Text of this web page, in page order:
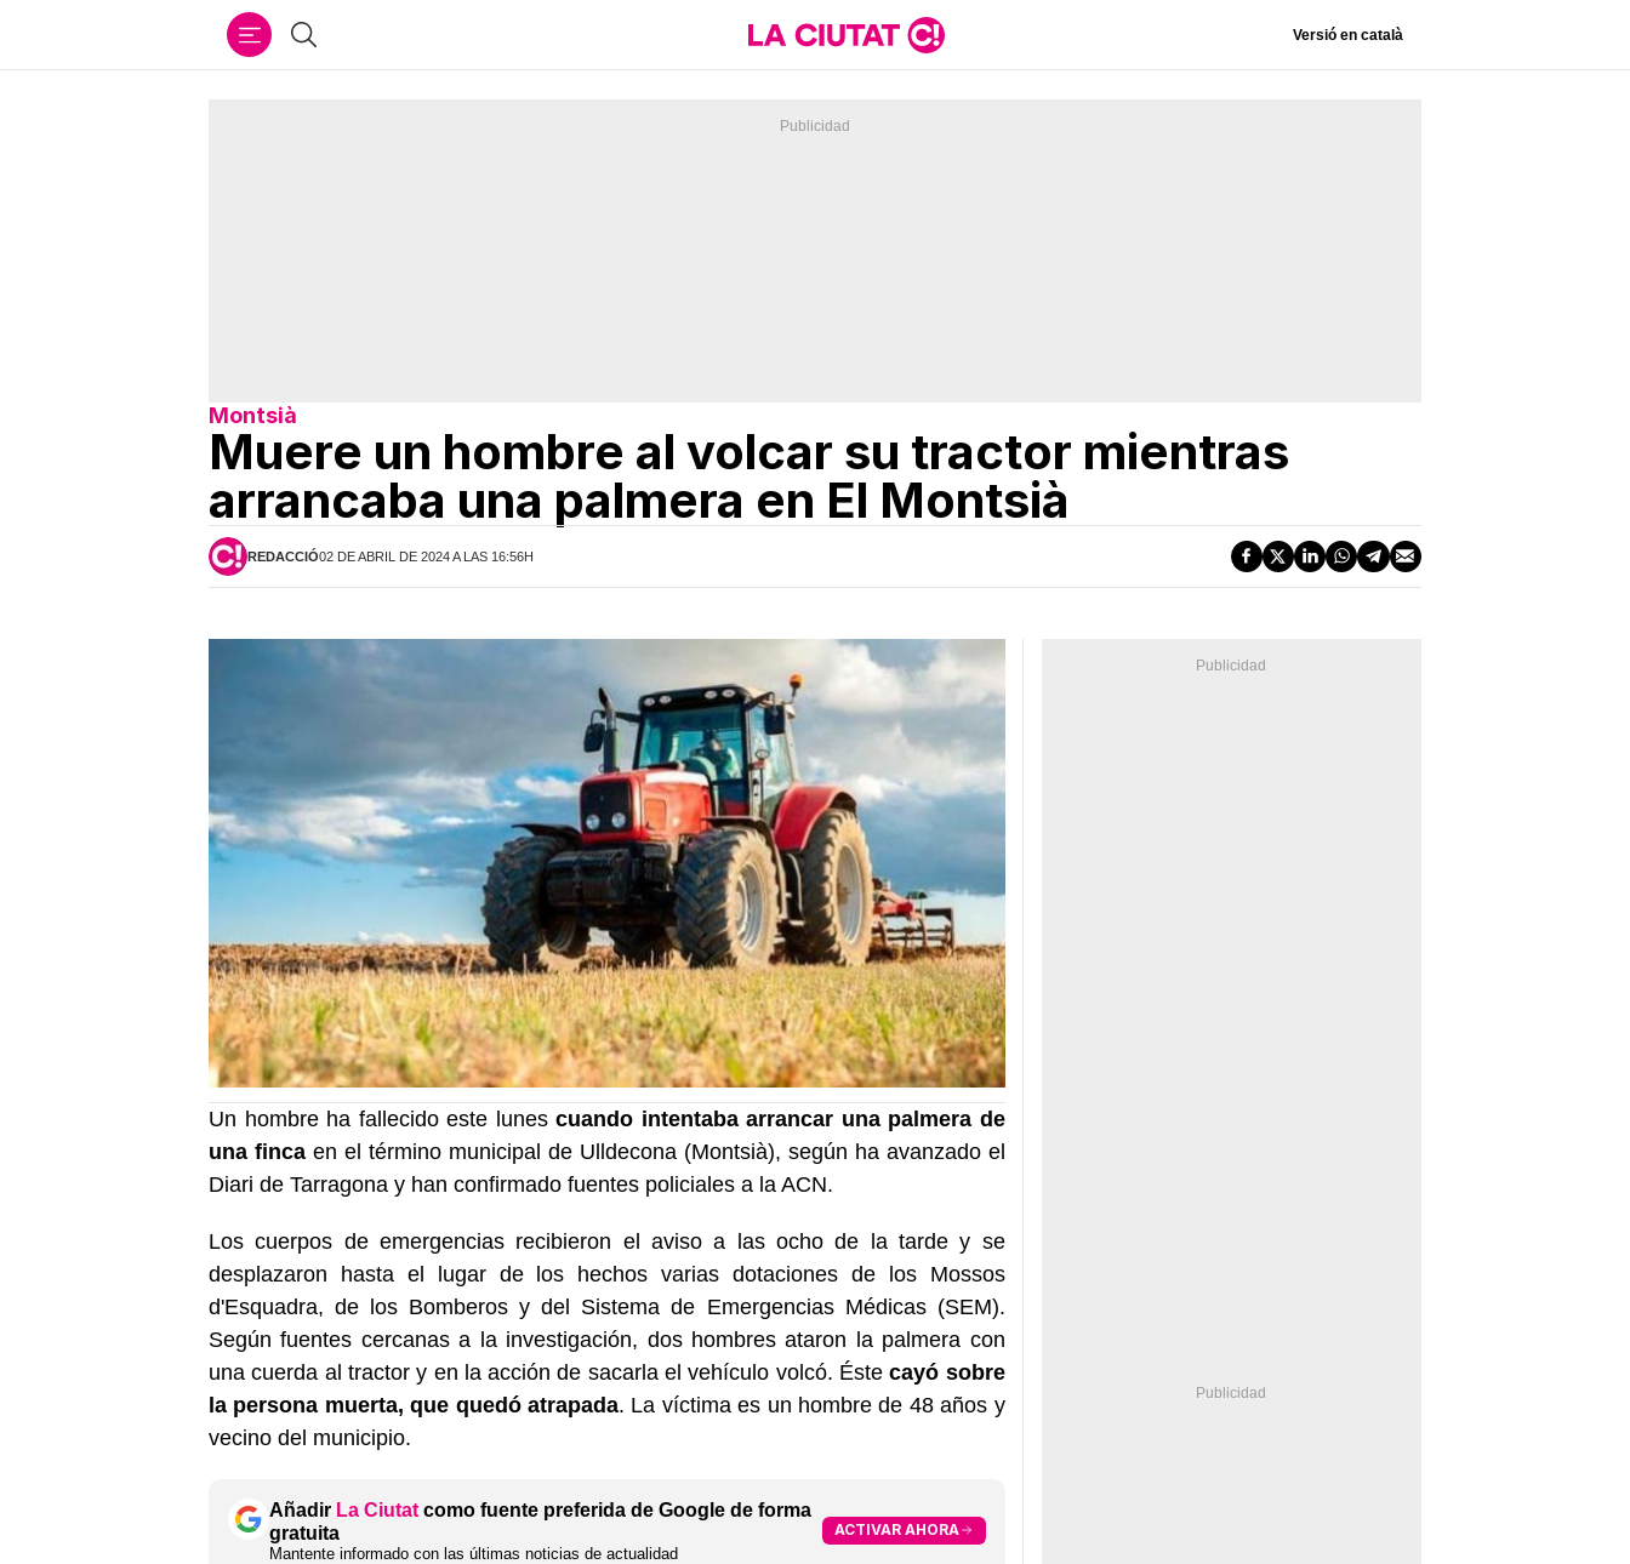
Buscar Versió en català
Montsià
Muere un hombre al volcar su tractor mientras
arrancaba una palmera en El Montsià
REDACCIÓ02 DE ABRIL DE 2024 A LAS 16:56H
Un hombre ha fallecido este lunescuando intentaba arrancar una palmera de
una fincaen el término municipal de Ulldecona (Montsià), según ha avanzado el
Diari de Tarragona y han confirmado fuentes policiales a la ACN.
Los cuerpos de emergencias recibieron el aviso a las ocho de la tarde y se
desplazaron hasta el lugar de los hechos varias dotaciones de los Mossos
d'Esquadra, de los Bomberos y del Sistema de Emergencias Médicas (SEM).
Según fuentes cercanas a la investigación, dos hombres ataron la palmera con
una cuerda al tractor y en la acción de sacarla el vehículo volcó. Éste cayó sobre
la persona muerta, que quedó atrapada. La víctima es un hombre de 48 años y
vecino del municipio.
Añadir La Ciutat como fuente preferida de Google de forma
gratuita
Mantente informado con las últimas noticias de actualidad
ACTIVAR AHORA